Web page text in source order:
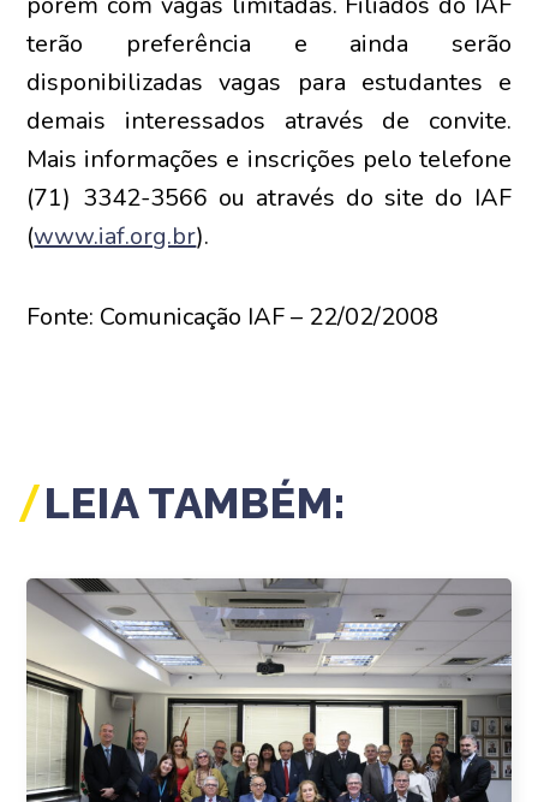
terão preferência e ainda serão
disponibilizadas vagas para estudantes e
demais interessados através de convite.
Mais informações e inscrições pelo telefone
(71) 3342-3566 ou através do site do IAF
(www.iaf.org.br).
Fonte: Comunicação IAF – 22/02/2008
LEIA TAMBÉM: